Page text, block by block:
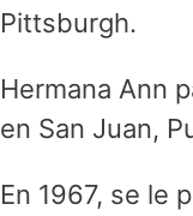
Pittsburgh.
Hermana Ann
en San Juan,
En 1967, se le